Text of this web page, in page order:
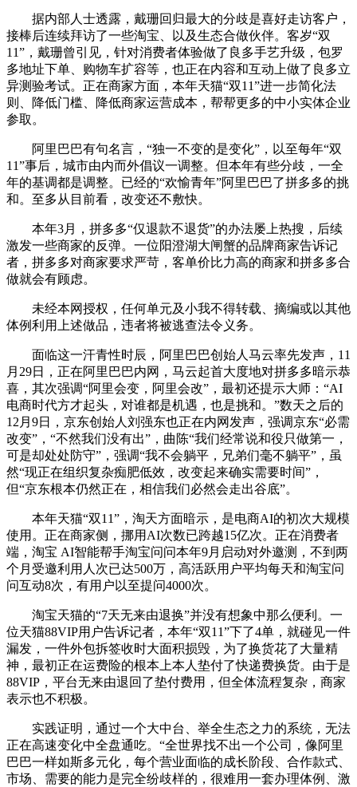
据内部人士透露，戴珊回归最大的分歧是喜好走访客户，
接棒后连续拜访了一些淘宝、以及生态合做伙伴。客岁“双
11”，戴珊曾引见，针对消费者体验做了良多手艺升级，包罗
多地址下单、购物车扩容等，也正在内容和互动上做了良多立
异测验考试。正在商家方面，本年天猫“双11”进一步简化法
则、降低门槛、降低商家运营成本，帮帮更多的中小实体企业
参取。
阿里巴巴有句名言，“独一不变的是变化”，以至每年“双
11”事后，城市由内而外倡议一调整。但本年有些分歧，一全
年的基调都是调整。已经的“欢愉青年”阿里巴巴了拼多多的挑
和。至多从目前看，改变还不敷快。
本年3月，拼多多“仅退款不退货”的办法屡上热搜，后续
激发一些商家的反弹。一位阳澄湖大闸蟹的品牌商家告诉记
者，拼多多对商家要求严苛，客单价比力高的商家和拼多多合
做就会有顾虑。
未经本网授权，任何单元及小我不得转载、摘编或以其他
体例利用上述做品，违者将被逃查法令义务。
面临这一汗青性时辰，阿里巴巴创始人马云率先发声，11
月29日，正在阿里巴巴内网，马云起首大度地对拼多多暗示恭
喜，其次强调“阿里会变，阿里会改”，最初还提示大师：“AI
电商时代方才起头，对谁都是机遇，也是挑和。”数天之后的
12月9日，京东创始人刘强东也正在内网发声，强调京东“必需
改变”，“不然我们没有出”，曲陈“我们经常说和役只做第一，
可是却处处防守”，强调“我不会躺平，兄弟们毫不躺平”，虽
然“现正在组织复杂痴肥低效，改变起来确实需要时间”，
但“京东根本仍然正在，相信我们必然会走出谷底”。
本年天猫“双11”，淘天方面暗示，是电商AI的初次大规模
使用。正在商家侧，挪用AI次数已跨越15亿次。正在消费者
端，淘宝 AI智能帮手淘宝问问本年9月启动对外邀测，不到两
个月受邀利用人次已达500万，高活跃用户平均每天和淘宝问
问互动8次，有用户以至提问4000次。
淘宝天猫的“7天无来由退换”并没有想象中那么便利。一
位天猫88VIP用户告诉记者，本年“双11”下了4单，就碰见一件
漏发，一件外包拆签收时大面积损毁，为了换货花了大量精
神，最初正在运费险的根本上本人垫付了快递费换货。由于是
88VIP，平台无来由退回了垫付费用，但全体流程复杂，商家
表示也不积极。
实践证明，通过一个大中台、举全生态之力的系统，无法
正在高速变化中全盘通吃。“全世界找不出一个公司，像阿里
巴巴一样如斯多元化，每个营业面临的成长阶段、合作款式、
市场、需要的能力是完全纷歧样的，很难用一套办理体例、激